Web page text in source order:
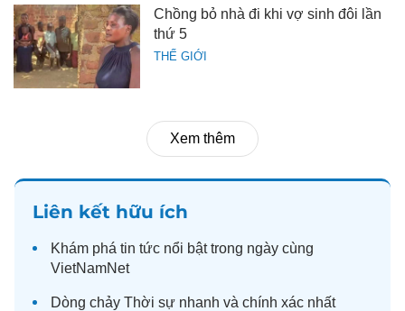
THẾ GIỚI
Chồng bỏ nhà đi khi vợ sinh đôi lần
thứ 5
Xem thêm
Liên kết hữu ích
Khám phá tin tức nổi bật trong ngày cùng
VietNamNet
Dòng chảy Thời sự nhanh và chính xác nhất